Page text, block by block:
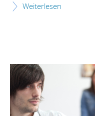
Weiterlesen